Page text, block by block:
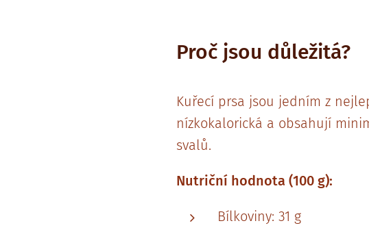
Proč jsou důležitá?
Kuřecí prsa jsou jedním z
nízkokalorická a obsahují
svalů.
Nutriční hodnota (100 g):
Bílkoviny: 31 g